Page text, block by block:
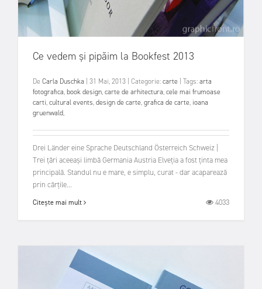
Ce vedem și pipăim la Bookfest 2013
De Carla Duschka 31 Mai, 2013 Categorie:carte Tags:arta
fotografica,book design,carte de arhitectura,cele mai frumoase
carti,cultural events,design de carte,grafica de carte, ioana
gruenwald,
Drei Länder eine Sprache Deutschland Österreich Schweiz |
Trei țări aceeași limbă Germania Austria Elveția a fost ținta mea
principală. Standul nu e mare, e simplu, curat - dar acaparează
prin cărțile...
Citește mai mult 4033